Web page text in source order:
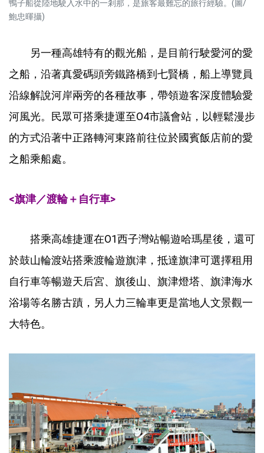
鴨子船從陸地駛入水中的一剎那，是旅客最難忘的旅行經驗。(圖/
鮑忠暉攝)
另一種高雄特有的觀光船，是目前行駛愛河的愛
之船，沿著真愛碼頭旁鐵路橋到七賢橋，船上導覽員
沿線解說河岸兩旁的各種故事，帶領遊客深度體驗愛
河風光。民眾可搭乘捷運至O4市議會站，以輕鬆漫步
的方式沿著中正路轉河東路前往位於國賓飯店前的愛
之船乘船處。
<旗津／渡輪＋自行車>
搭乘高雄捷運在O1西子灣站暢遊哈瑪星後，還可
於鼓山輪渡站搭乘渡輪遊旗津，抵達旗津可選擇租用
自行車等暢遊天后宮、旗後山、旗津燈塔、旗津海水
浴場等名勝古蹟，另人力三輪車更是當地人文景觀一
大特色。